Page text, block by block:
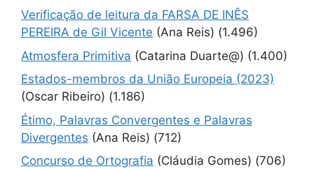
Verificação de leitura da FARSA DE INÊS
PEREIRA de Gil Vicente (Ana Reis) (1.496)
Atmosfera Primitiva (Catarina Duarte@) (1.400)
Estados-membros da União Europeia (2023)
(Oscar Ribeiro) (1.186)
Étimo, Palavras Convergentes e Palavras
Divergentes (Ana Reis) (712)
Concurso de Ortografia (Cláudia Gomes) (706)